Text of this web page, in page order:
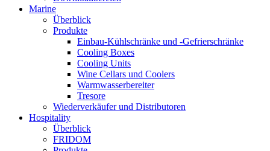
Marine
Überblick
Produkte
Einbau-Kühlschränke und -Gefrierschränke
Cooling Boxes
Cooling Units
Wine Cellars und Coolers
Warmwasserbereiter
Tresore
Wiederverkäufer und Distributoren
Hospitality
Überblick
FRIDOM